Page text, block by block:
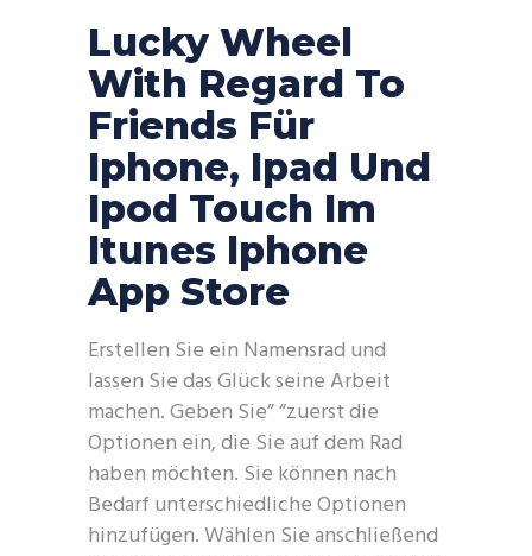
Lucky Wheel
With Regard To
Friends Für
Iphone, Ipad Und
Ipod Touch Im
Itunes Iphone
App Store
Erstellen Sie ein Namensrad und
lassen Sie das Glück seine Arbeit
machen. Geben Sie” “zuerst die
Optionen ein, die Sie auf dem Rad
haben möchten. Sie können nach
Bedarf unterschiedliche Optionen
hinzufügen. Wählen Sie anschließend